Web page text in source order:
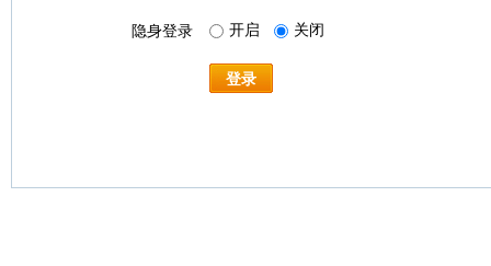
隐身登录 开启 关闭
登录